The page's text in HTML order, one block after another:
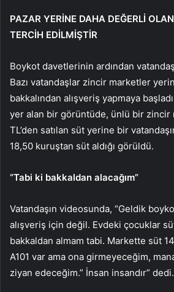
PAZAR YERİNE DAHA DEĞERLİ
TERCİH EDİLMİŞTİR
Boykot davetlerinin ardından
Bazı vatandaşlar zincir marketler
bakkalından alışveriş yapmaya
yer alan bir görüntüde, ünlü bir zincir
TL’den satılan süt yerine bir
18,50 kuruştan süt aldığı görüldü.
“Tabi ki bakkaldan alacağım”
Vatandaşın videosunda, “Geldik
alışveriş için değil. Evdeki çocuklar
bakkaldan almam tabi. Markette süt
A101 var ama ona girmeyeceğim,
ziyan edeceğim.” İnsan insandır” dedi.